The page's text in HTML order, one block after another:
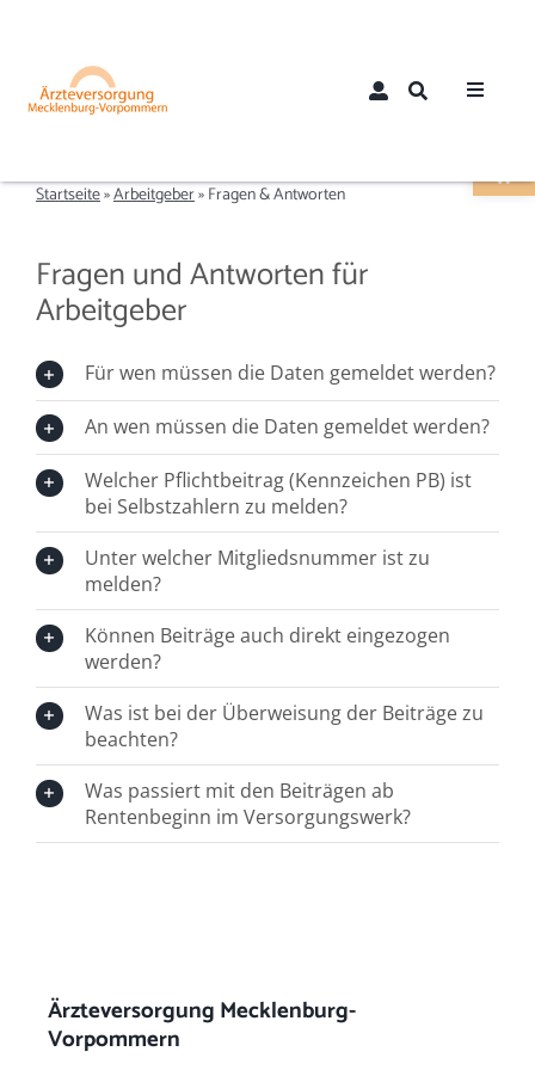
Toggle
Aktuelles
Mitglieder
Mitglied werden
Arbeitgeber
Startseite»Arbeitgeber»Fragen & Antworten
Fragen und Antworten für
Arbeitgeber
Für wen müssen die Daten gemeldet werden?
An wen müssen die Daten gemeldet werden?
Welcher Pflichtbeitrag (Kennzeichen PB) ist
bei Selbstzahlern zu melden?
Unter welcher Mitgliedsnummer ist zu
melden?
Können Beiträge auch direkt eingezogen
werden?
Was ist bei der Überweisung der Beiträge zu
beachten?
Was passiert mit den Beiträgen ab
Rentenbeginn im Versorgungswerk?
Ärzteversorgung Mecklenburg-
Vorpommern